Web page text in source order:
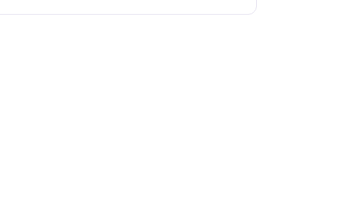
Contabilità.